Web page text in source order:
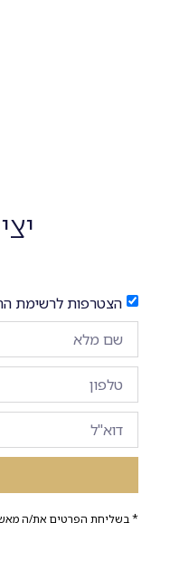
הצטרפות לרשימת
* בשליחת הפרטים את/ה